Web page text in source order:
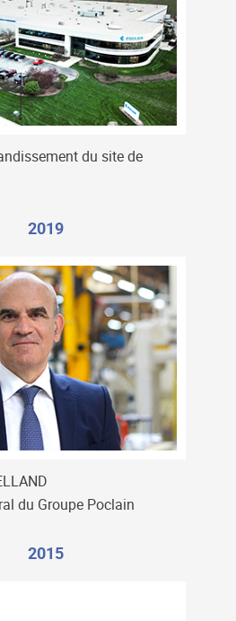
du site de
2019
du Groupe Poclain
2015